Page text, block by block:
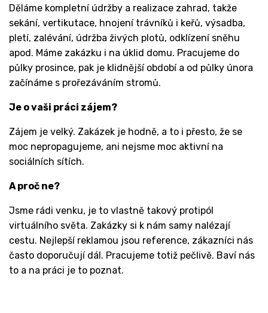
Děláme kompletní údržby a realizace zahrad, takže
sekání, vertikutace, hnojení trávníků i keřů, výsadba,
pletí, zalévání, údržba živých plotů, odklízení sněhu
apod. Máme zakázku i na úklid domu. Pracujeme do
půlky prosince, pak je klidnější období a od půlky února
začínáme s prořezáváním stromů.
Je o vaši práci zájem?
Zájem je velký. Zakázek je hodně, a to i přesto, že se
moc nepropagujeme, ani nejsme moc aktivní na
sociálních sítích.
A proč ne?
Jsme rádi venku, je to vlastně takový protipól
virtuálního světa. Zakázky si k nám samy nalézají
cestu. Nejlepší reklamou jsou reference, zákazníci nás
často doporučují dál. Pracujeme totiž pečlivě. Baví nás
to a na práci je to poznat.